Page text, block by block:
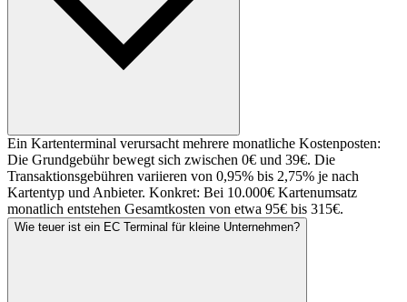
Ein Kartenterminal verursacht mehrere monatliche Kostenposten:
Die Grundgebühr bewegt sich zwischen 0€ und 39€. Die
Transaktionsgebühren variieren von 0,95% bis 2,75% je nach
Kartentyp und Anbieter. Konkret: Bei 10.000€ Kartenumsatz
monatlich entstehen Gesamtkosten von etwa 95€ bis 315€.
Wie teuer ist ein EC Terminal für kleine Unternehmen?